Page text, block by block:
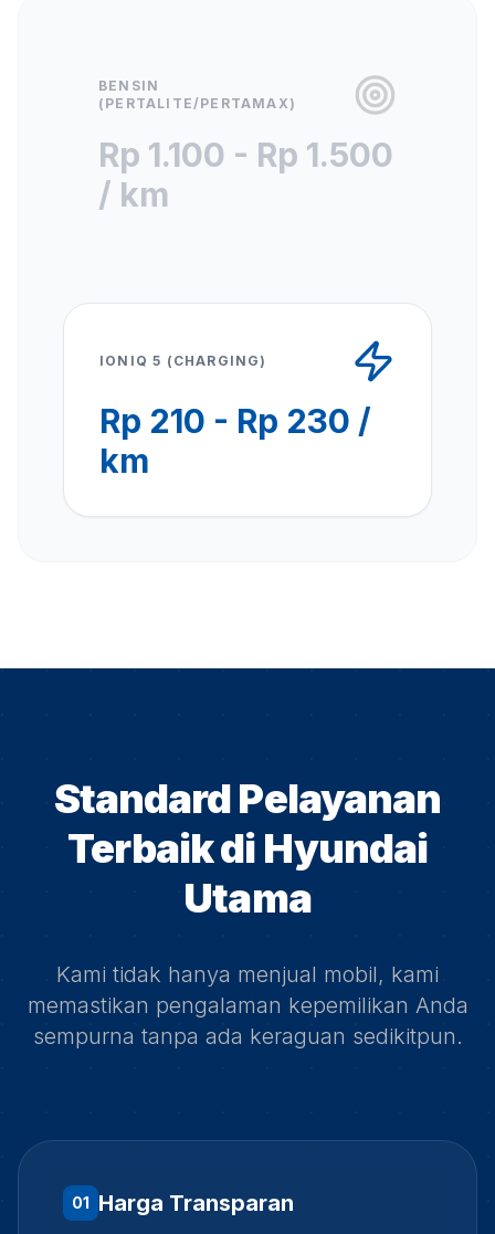
BENSIN
(PERTALITE/PERTAMAX)
Rp 1.100 - Rp 1.500
/ km
IONIQ 5 (CHARGING)
Rp 210 - Rp 230 /
km
Standard Pelayanan
Terbaik di Hyundai
Utama
Kami tidak hanya menjual mobil, kami
memastikan pengalaman kepemilikan Anda
sempurna tanpa ada keraguan sedikitpun.
01 Harga Transparan